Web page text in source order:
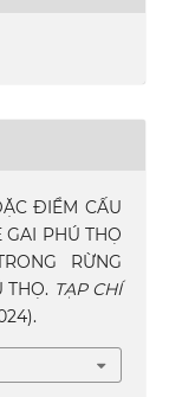
ĐIỂM CẤU
GAI PHÚ THỌ
RỪNG
THỌ. TẠP CHÍ